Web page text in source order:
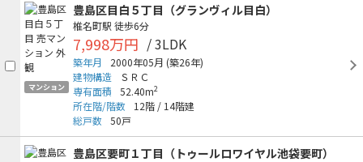
マンション
豊島区目白５丁目（グランヴィル目白）
椎名町駅 徒歩6分
7,998万円 / 3LDK
築年月 2000年05月 (築26年)
建物構造
ＳＲＣ
専有面積
52.40m2
所在階/階数 12階 / 14階建
総戸数 50戸
豊島区要町１丁目（トゥールロワイヤル池袋要町）